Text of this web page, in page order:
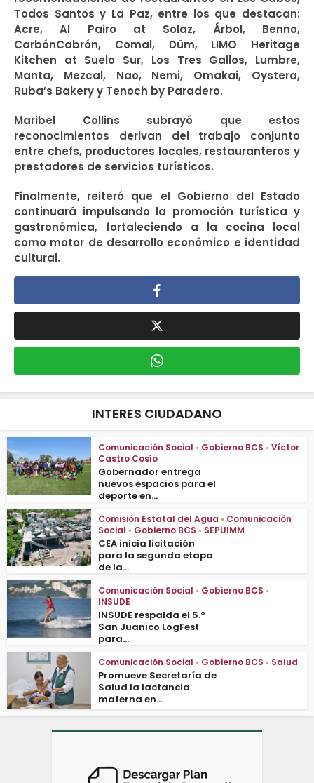
Todos Santos y La Paz, entre los que destacan:
Acre, Al Pairo at Solaz, Árbol, Benno,
CarbónCabrón, Comal, Düm, LIMO Heritage
Kitchen at Suelo Sur, Los Tres Gallos, Lumbre,
Manta, Mezcal, Nao, Nemi, Omakai, Oystera,
Ruba’s Bakery y Tenoch by Paradero.
Maribel Collins subrayó que estos
reconocimientos derivan del trabajo conjunto
entre chefs, productores locales, restauranteros y
prestadores de servicios turísticos.
Finalmente, reiteró que el Gobierno del Estado
continuará impulsando la promoción turística y
gastronómica, fortaleciendo a la cocina local
como motor de desarrollo económico e identidad
cultural.
INTERES CIUDADANO
Comunicación Social • Gobierno BCS • Víctor
Castro Cosío
Gobernador entrega
nuevos espacios para el
deporte en...
Comisión Estatal del Agua • Comunicación
Social • Gobierno BCS • SEPUIMM
CEA inicia licitación
para la segunda etapa
de la...
Comunicación Social • Gobierno BCS •
INSUDE
INSUDE respalda el 5.º
San Juanico LogFest
para...
Comunicación Social • Gobierno BCS • Salud
Promueve Secretaría de
Salud la lactancia
materna en...